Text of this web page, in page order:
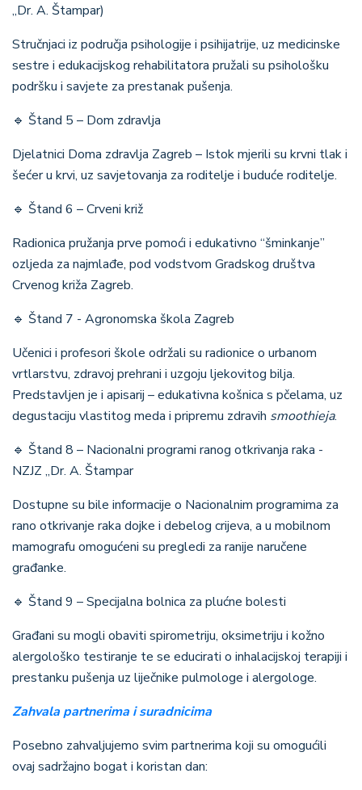
„Dr. A. Štampar)
Stručnjaci iz područja psihologije i psihijatrije, uz medicinske
sestre i edukacijskog rehabilitatora pružali su psihološku
podršku i savjete za prestanak pušenja.
🔹 Štand 5 – Dom zdravlja
Djelatnici Doma zdravlja Zagreb – Istok mjerili su krvni tlak i
šećer u krvi, uz savjetovanja za roditelje i buduće roditelje.
🔹 Štand 6 – Crveni križ
Radionica pružanja prve pomoći i edukativno “šminkanje”
ozljeda za najmlađe, pod vodstvom Gradskog društva
Crvenog križa Zagreb.
🔹 Štand 7 - Agronomska škola Zagreb
Učenici i profesori škole održali su radionice o urbanom
vrtlarstvu, zdravoj prehrani i uzgoju ljekovitog bilja.
Predstavljen je i apisarij – edukativna košnica s pčelama, uz
degustaciju vlastitog meda i pripremu zdravih smoothieja.
🔹 Štand 8 – Nacionalni programi ranog otkrivanja raka -
NZJZ „Dr. A. Štampar
Dostupne su bile informacije o Nacionalnim programima za
rano otkrivanje raka dojke i debelog crijeva, a u mobilnom
mamografu omogućeni su pregledi za ranije naručene
građanke.
🔹 Štand 9 – Specijalna bolnica za plućne bolesti
Građani su mogli obaviti spirometriju, oksimetriju i kožno
alergološko testiranje te se educirati o inhalacijskoj terapiji i
prestanku pušenja uz liječnike pulmologe i alergologe.
Zahvala partnerima i suradnicima
Posebno zahvaljujemo svim partnerima koji su omogućili
ovaj sadržajno bogat i koristan dan: